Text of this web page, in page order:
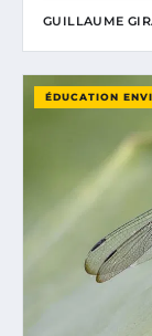
GUILLAUME
ÉDUCATION